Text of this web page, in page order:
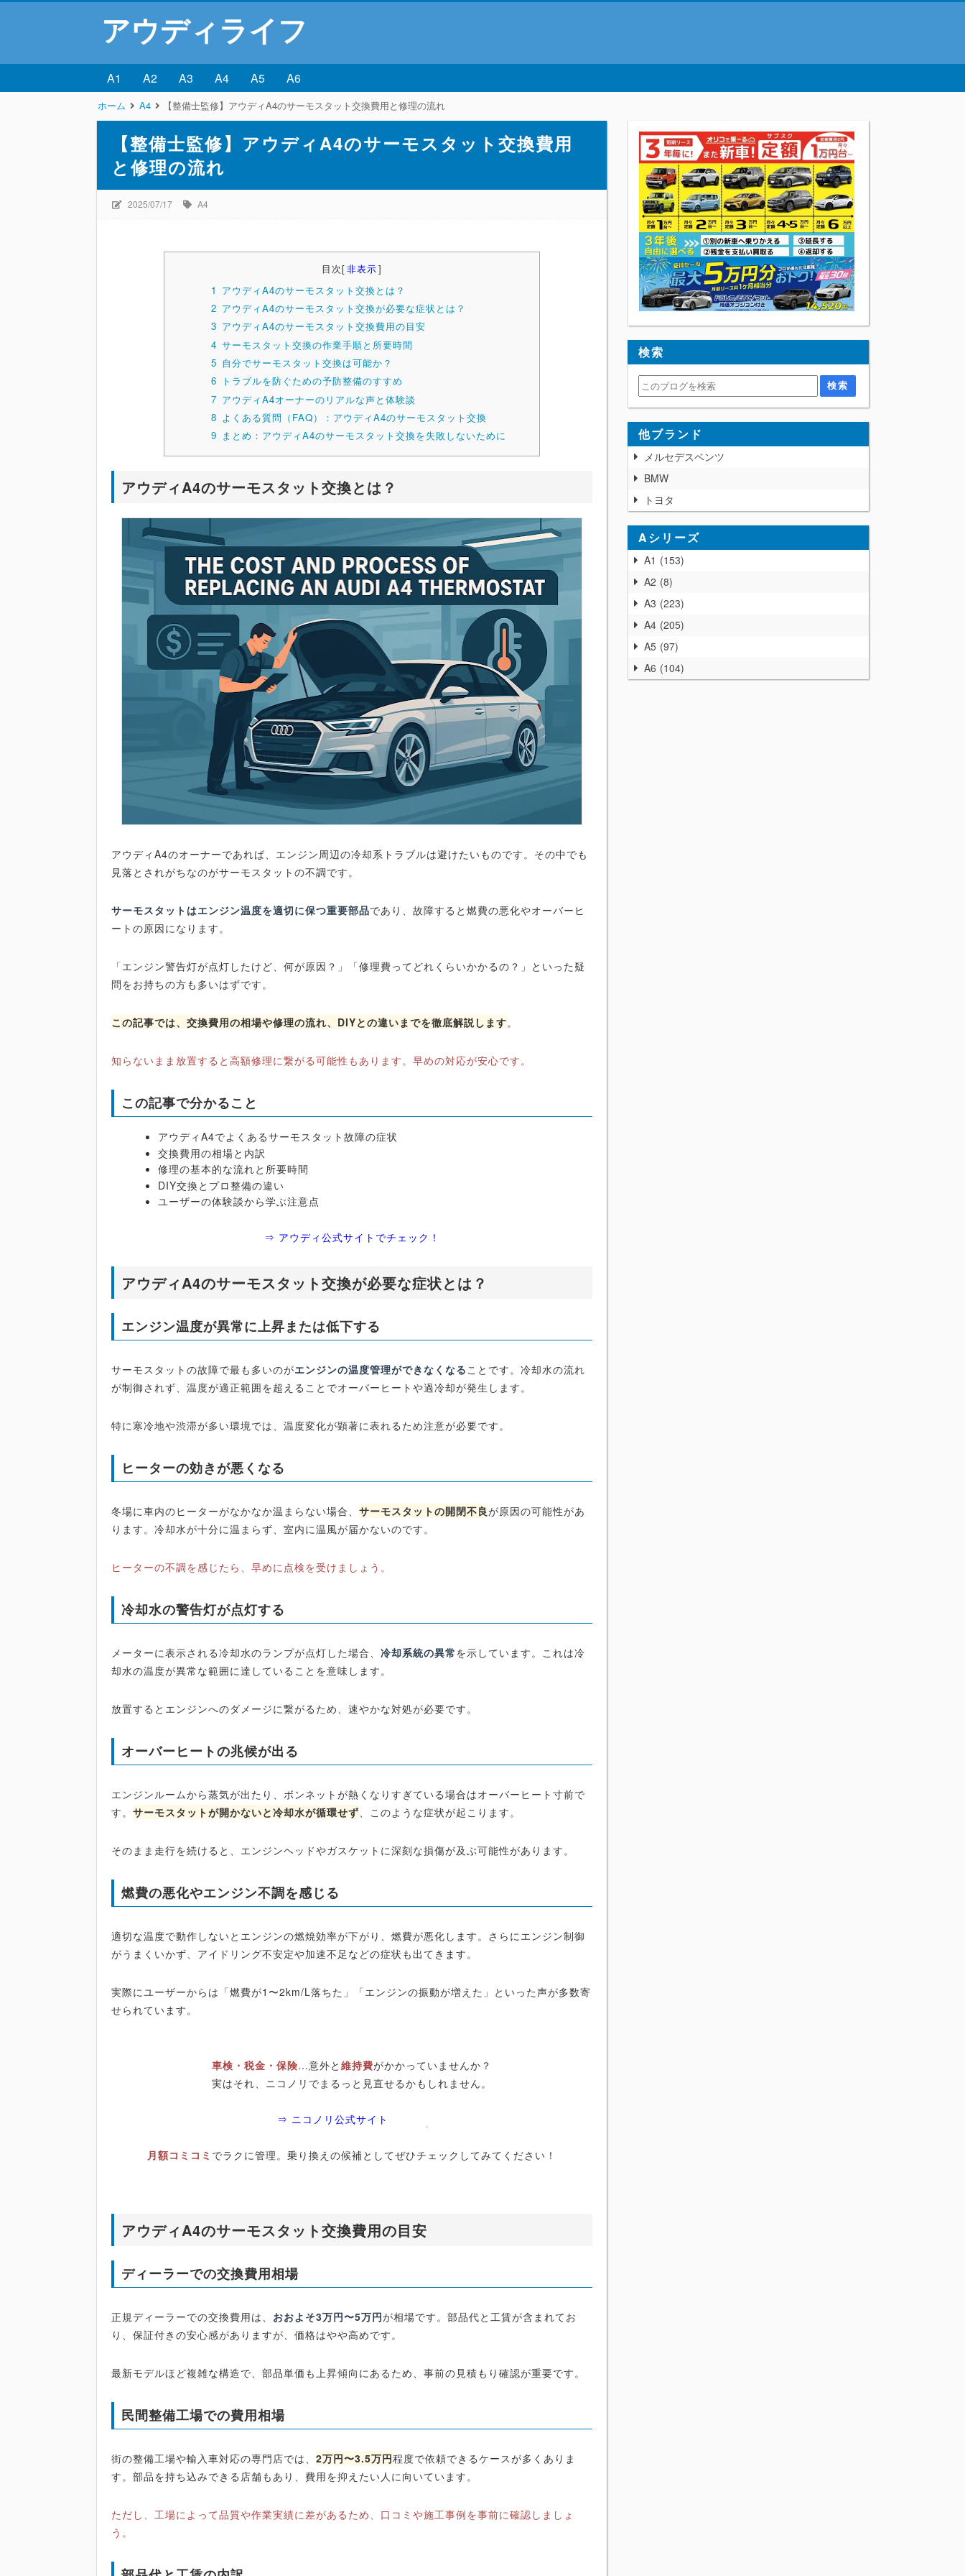
アウディライフ
A1 A2 A3 A4 A5 A6
ホーム A4 【整備士監修】アウディA4のサーモスタット交換費用と修理の流れ
【整備士監修】アウディA4のサーモスタット交換費用
と修理の流れ
2025/07/17 A4
目次[非表示]
1 アウディA4のサーモスタット交換とは？
2 アウディA4のサーモスタット交換が必要な症状とは？
3 アウディA4のサーモスタット交換費用の目安
4 サーモスタット交換の作業手順と所要時間
5 自分でサーモスタット交換は可能か？
6
トラブルを防ぐための予防整備のすすめ
7 アウディA4オーナーのリアルな声と体験談
8 よくある質問（FAQ）：アウディA4のサーモスタット交換
9 まとめ：アウディA4のサーモスタット交換を失敗しないために
アウディA4のサーモスタット交換とは？
アウディA4のオーナーであれば、エンジン周辺の冷却系トラブルは避けたいものです。その中でも
見落とされがちなのがサーモスタットの不調です。
サーモスタットはエンジン温度を適切に保つ重要部品であり、故障すると燃費の悪化やオーバーヒ
ートの原因になります。
「エンジン警告灯が点灯したけど、何が原因？」「修理費ってどれくらいかかるの？」といった疑
問をお持ちの方も多いはずです。
この記事では、交換費用の相場や修理の流れ、DIYとの違いまでを徹底解説します。
知らないまま放置すると高額修理に繋がる可能性もあります。早めの対応が安心です。
この記事で分かること
アウディA4でよくあるサーモスタット故障の症状
交換費用の相場と内訳
修理の基本的な流れと所要時間
DIY交換とプロ整備の違い
ユーザーの体験談から学ぶ注意点
⇒ アウディ公式サイトでチェック！
アウディA4のサーモスタット交換が必要な症状とは？
エンジン温度が異常に上昇または低下する
サーモスタットの故障で最も多いのがエンジンの温度管理ができなくなることです。冷却水の流れ
が制御されず、温度が適正範囲を超えることでオーバーヒートや過冷却が発生します。
特に寒冷地や渋滞が多い環境では、温度変化が顕著に表れるため注意が必要です。
ヒーターの効きが悪くなる
冬場に車内のヒーターがなかなか温まらない場合、サーモスタットの開閉不良が原因の可能性があ
ります。冷却水が十分に温まらず、室内に温風が届かないのです。
ヒーターの不調を感じたら、早めに点検を受けましょう。
冷却水の警告灯が点灯する
メーターに表示される冷却水のランプが点灯した場合、冷却系統の異常を示しています。これは冷
却水の温度が異常な範囲に達していることを意味します。
放置するとエンジンへのダメージに繋がるため、速やかな対処が必要です。
オーバーヒートの兆候が出る
エンジンルームから蒸気が出たり、ボンネットが熱くなりすぎている場合はオーバーヒート寸前で
す。サーモスタットが開かないと冷却水が循環せず、このような症状が起こります。
そのまま走行を続けると、エンジンヘッドやガスケットに深刻な損傷が及ぶ可能性があります。
燃費の悪化やエンジン不調を感じる
適切な温度で動作しないとエンジンの燃焼効率が下がり、燃費が悪化します。さらにエンジン制御
がうまくいかず、アイドリング不安定や加速不足などの症状も出てきます。
実際にユーザーからは「燃費が1〜2km/L落ちた」「エンジンの振動が増えた」といった声が多数寄
せられています。
車検・税金・保険…意外と 維持費がかかっていませんか？
実はそれ、ニコノリでまるっと見直せるかもしれません。
⇒ ニコノリ公式サイト
月額コミコミ でラクに管理。乗り換えの候補としてぜひチェックしてみてください！
アウディA4のサーモスタット交換費用の目安
ディーラーでの交換費用相場
正規ディーラーでの交換費用は、 おおよそ3万円〜5万円が相場です。部品代と工賃が含まれてお
り、保証付きの安心感がありますが、価格はやや高めです。
最新モデルほど複雑な構造で、部品単価も上昇傾向にあるため、事前の見積もり確認が重要です。
民間整備工場での費用相場
街の整備工場や輸入車対応の専門店では、2万円〜3.5万円程度で依頼できるケースが多くありま
す。部品を持ち込みできる店舗もあり、費用を抑えたい人に向いています。
ただし、工場によって品質や作業実績に差があるため、口コミや施工事例を事前に確認しましょ
う。
検索
他ブランド
メルセデスベンツ
BMW
トヨタ
Aシリーズ
A1
153
A2 8
A3 223
A4 205
A5 97
A6 104